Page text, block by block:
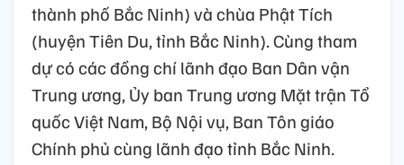
thành phố Bắc Ninh) và chùa Phật Tích
(huyện Tiên Du, tỉnh Bắc Ninh). Cùng tham
dự có các đồng chí lãnh đạo Ban Dân vận
Trung ương, Ủy ban Trung ương Mặt trận Tổ
quốc Việt Nam, Bộ Nội vụ, Ban Tôn giáo
Chính phủ cùng lãnh đạo tỉnh Bắc Ninh.